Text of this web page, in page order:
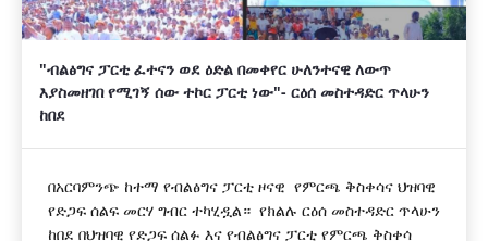
"ብልፅግና ፓርቲ ፈተናን ወደ ዕድል በመቀየር ሁለንተናዊ ለውጥ
እያስመዘገበ የሚገኝ ሰው ተኮር ፓርቲ ነው"- ርዕሰ መስተዳድር ጥላሁን
ከበደ
በአርባምንጭ ከተማ የብልፅግና ፓርቲ ዞናዊ የምርጫ ቅስቀሳና ህዝባዊ
የድጋፍ ሰልፍ መርሃ ግብር ተካሂዷል። የክልሉ ርዕሰ መስተዳድር ጥላሁን
ከበደ በህዝባዊ የድጋፍ ሰልፉ እና የብልፅግና ፓርቲ የምርጫ ቅስቀሳ